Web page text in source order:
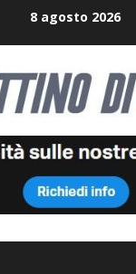
8 agosto 2026